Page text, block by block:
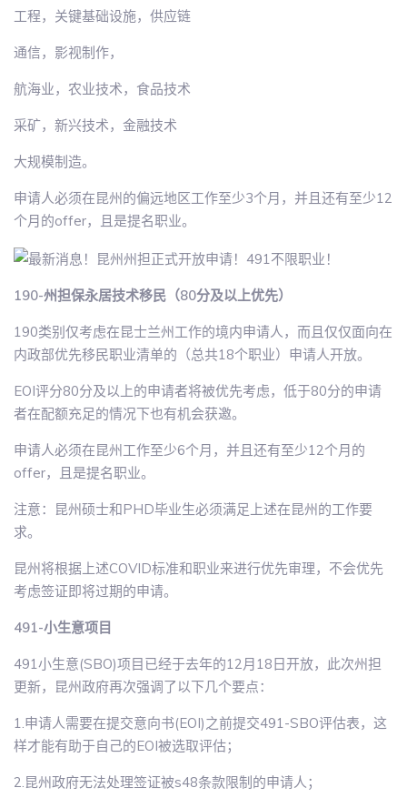
工程，关键基础设施，供应链
通信，影视制作，
航海业，农业技术，食品技术
采矿，新兴技术，金融技术
大规模制造。
申请人必须在昆州的偏远地区工作至少3个月，并且还有至少12
个月的offer，且是提名职业。
190-州担保永居技术移民（80分及以上优先）
190类别仅考虑在昆士兰州工作的境内申请人，而且仅仅面向在
内政部优先移民职业清单的（总共18个职业）申请人开放。
EOI评分80分及以上的申请者将被优先考虑，低于80分的申请
者在配额充足的情况下也有机会获邀。
申请人必须在昆州工作至少6个月，并且还有至少12个月的
offer，且是提名职业。
注意：昆州硕士和PHD毕业生必须满足上述在昆州的工作要
求。
昆州将根据上述COVID标准和职业来进行优先审理，不会优先
考虑签证即将过期的申请。
491-小生意项目
491小生意(SBO)项目已经于去年的12月18日开放，此次州担
更新，昆州政府再次强调了以下几个要点：
1.申请人需要在提交意向书(EOI)之前提交491-SBO评估表，这
样才能有助于自己的EOI被选取评估；
2.昆州政府无法处理签证被s48条款限制的申请人；